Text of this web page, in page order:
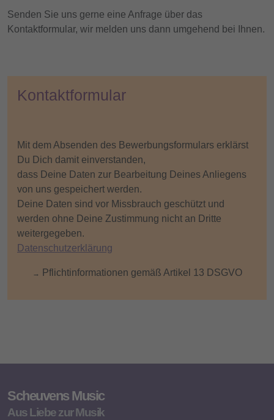
Senden Sie uns gerne eine Anfrage über das
Kontaktformular, wir melden uns dann umgehend bei Ihnen.
Kontaktformular
Mit dem Absenden des Bewerbungsformulars erklärst
Du Dich damit einverstanden,
dass Deine Daten zur Bearbeitung Deines Anliegens
von uns gespeichert werden.
Deine Daten sind vor Missbrauch geschützt und
werden ohne Deine Zustimmung nicht an Dritte
weitergegeben.
Datenschutzerklärung
→ Pflichtinformationen gemäß Artikel 13 DSGVO
Scheuvens Music
Aus Liebe zur Musik